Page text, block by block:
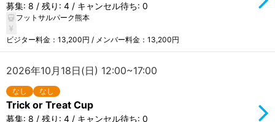
募集: 8 / 残り: 4 / キャンセル待ち: 0
フットサルパーク熊本
ビジター料金：13,200円 / メンバー料金：13,200円
2026年10月18日(日) 12:00~17:00
なし なし
Trick or Treat Cup
募集: 8 / 残り: 4 / キャンセル待ち: 0